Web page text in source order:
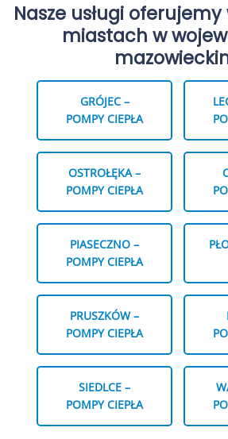
Nasze usługi
miastach w
GRÓJEC –
POMPY CIEPŁA
OSTROŁĘKA –
POMPY CIEPŁA
PIASECZNO –
POMPY CIEPŁA
PRUSZKÓW –
POMPY CIEPŁA
SIEDLCE –
POMPY CIEPŁA